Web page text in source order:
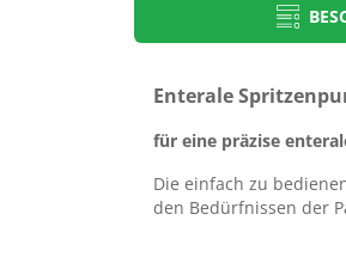
Gebrauchsanweisungen
Auf unserem Portal für
Eingabe der Artikelnummer und
Enterale
für eine präzise
Die einfach zu
den Bedürfnissen der